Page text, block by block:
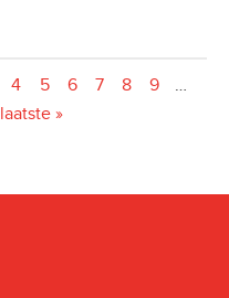
4 5 6 7 8 9
…
laatste »